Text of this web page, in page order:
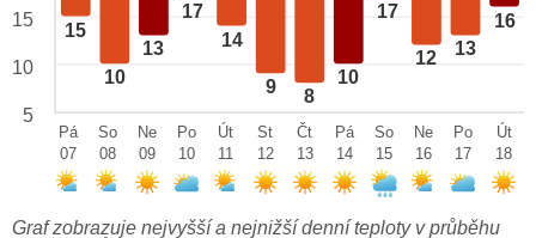
15
10
13
17
14
9 8
10
17
12 13
16
15
10
5
Pá
07
So
08
Ne
09
Po
10
Út
11
St
12
Čt
13
Pá
14
So
15
Ne
16
Po
17
Út
18
Graf zobrazuje nejvyšší a nejnižší denní teploty v průběhu